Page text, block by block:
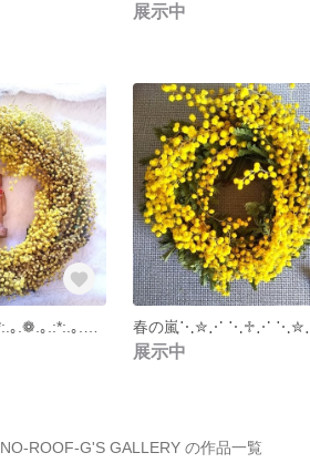
展示中
展示中
NO-ROOF-G'S GALLERY の作品一覧